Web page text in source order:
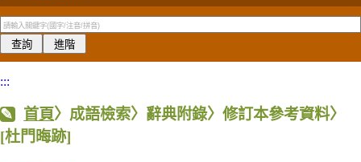
:::
首頁〉成語檢索〉辭典附錄〉修訂本參考資料〉
[杜門晦跡]